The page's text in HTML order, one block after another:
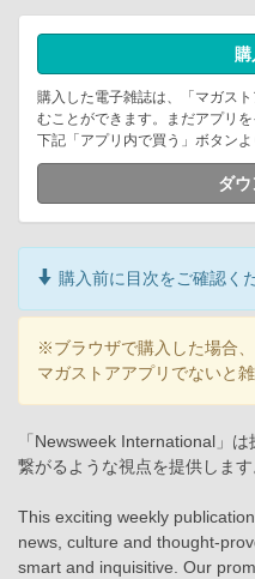
購
購入した電子雑誌は、「マガス
むことができます。まだアプリ
下記「アプリ内で買う」ボタン
ダ
購入前に目次をご確認く
※ブラウザで購入した場合
マガストアアプリでないと
「Newsweek International」
繋がるような視点を提供します
This exciting weekly
news, culture and thought-
smart and inquisitive. Our